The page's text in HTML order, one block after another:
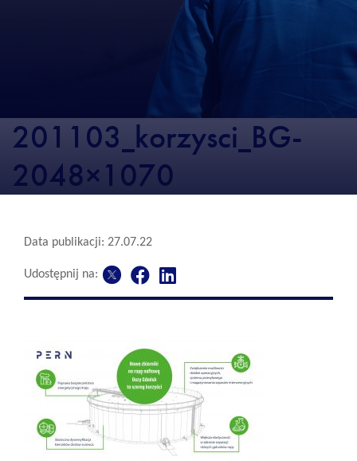
201103_korzysci_BG-
2048×1070
Data publikacji: 27.07.22
Udostępnij na: